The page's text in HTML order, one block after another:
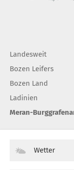
Landesweit
Bozen Leifers
Bozen Land
Ladinien
Meran-
Wetter